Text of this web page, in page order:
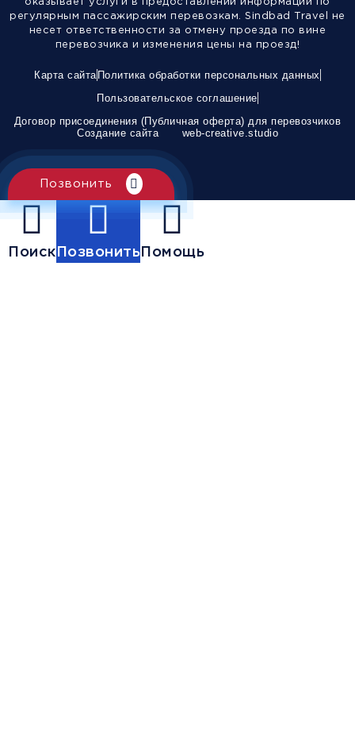
регулярным пассажирским перевозкам. Sindbad Travel не
несет ответственности за отмену проезда по вине
перевозчика и изменения цены на проезд!
Карта сайта Политика обработки персональных данных
Пользовательское соглашение
Договор присоединения (Публичная оферта) для перевозчиков
Создание сайта
web-creative.studio
Позвонить
ПоискПозвонитьПомощь